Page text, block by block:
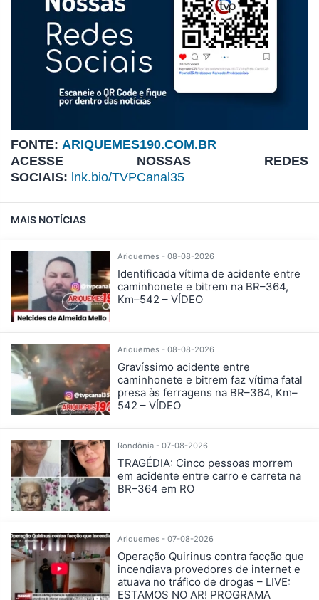
FONTE: ARIQUEMES190.COM.BR
ACESSE NOSSAS REDES
SOCIAIS: lnk.bio/TVPCanal35
MAIS NOTÍCIAS
Ariquemes - 08-08-2026
Identificada vítima de acidente entre
caminhonete e bitrem na BR–364,
Km–542 – VÍDEO
Ariquemes - 08-08-2026
Gravíssimo acidente entre
caminhonete e bitrem faz vítima fatal
presa às ferragens na BR–364, Km–
542 – VÍDEO
Rondônia - 07-08-2026
TRAGÉDIA: Cinco pessoas morrem
em acidente entre carro e carreta na
BR–364 em RO
Ariquemes - 07-08-2026
Operação Quirinus contra facção que
incendiava provedores de internet e
atuava no tráfico de drogas – LIVE:
ESTAMOS NO AR! PROGRAMA